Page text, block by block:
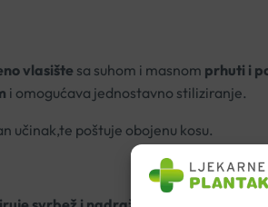
vlasište sa suhom i masnom prhuti i
i omogućava jednostavno stiliziranje.
učinak,te poštuje obojenu kosu.